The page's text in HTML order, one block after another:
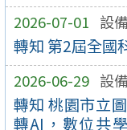
2026-07-01 設
轉知 第2屆全國
2026-06-29 設
轉知 桃園市立
轉AI，數位共